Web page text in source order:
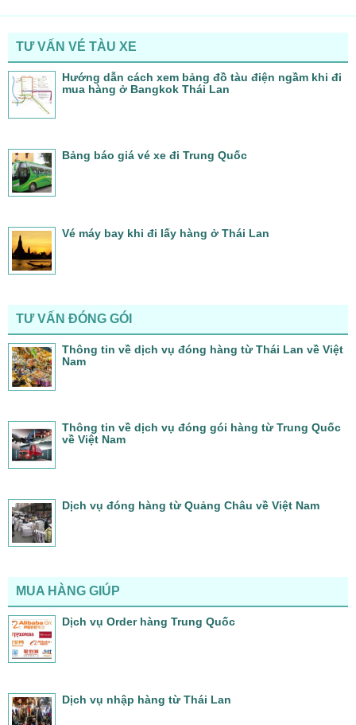
TƯ VẤN VÉ TÀU XE
Hướng dẫn cách xem bảng đồ tàu điện ngầm khi đi
mua hàng ở Bangkok Thái Lan
Bảng báo giá vé xe đi Trung Quốc
Vé máy bay khi đi lấy hàng ở Thái Lan
TƯ VẤN ĐÓNG GÓI
Thông tin về dịch vụ đóng hàng từ Thái Lan về Việt
Nam
Thông tin về dịch vụ đóng gói hàng từ Trung Quốc
về Việt Nam
Dịch vụ đóng hàng từ Quảng Châu về Việt Nam
MUA HÀNG GIÚP
Dịch vụ Order hàng Trung Quốc
Dịch vụ nhập hàng từ Thái Lan